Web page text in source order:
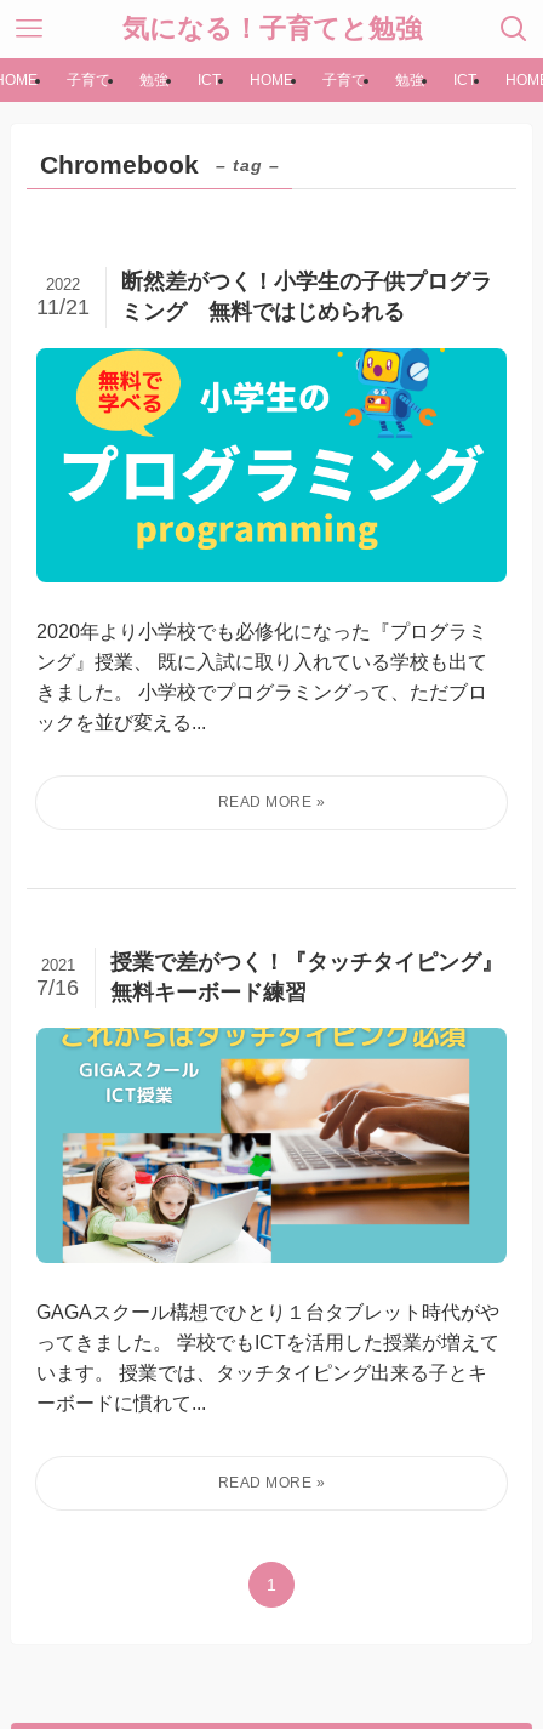
気になる！子育てと勉強
子育て 勉強 ICT HOME 子育て 勉強 ICT
Chromebook – tag –
断然差がつく！小学生の子供プログラ
ミング 無料ではじめられる
2022
11/21
2020年より小学校でも必修化になった『プログラミ
ング』授業、 既に入試に取り入れている学校も出て
きました。 小学校でプログラミングって、ただブロ
ックを並び変える...
授業で差がつく！『タッチタイピング』
無料キーボード練習
2021
7/16
GAGAスクール構想でひとり１台タブレット時代がや
ってきました。 学校でもICTを活用した授業が増えて
います。 授業では、タッチタイピング出来る子とキ
ーボードに慣れて...
1